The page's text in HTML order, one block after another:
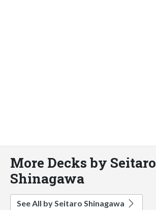
More Decks by Seitaro
Shinagawa
See All by Seitaro Shinagawa